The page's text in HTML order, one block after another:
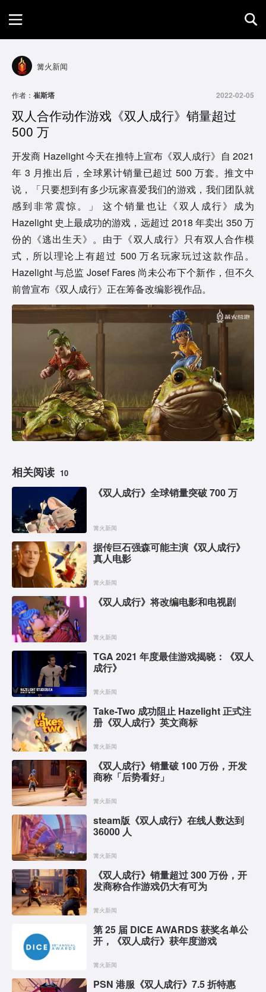
游戏评测
地图攻略
篝火新闻
作者： 崔斯塔 2022-02-05
双人合作动作游戏《双人成行》销量超过
500 万
开发商 Hazelight 今天在推特上宣布《双人成行》自 2021
年 3 月推出后，全球累计销量已超过 500 万套。推文中
说，「只要想到有多少玩家喜爱我们的游戏，我们团队就
感到非常震惊。」 这个销量也让《双人成行》成为
Hazelight 史上最成功的游戏，远超过 2018 年卖出 350 万
份的《逃出生天》。由于《双人成行》只有双人合作模
式，所以理论上有超过 500 万名玩家玩过这款作品。
Hazelight 与总监 Josef Fares 尚未公布下个新作，但不久
前曾宣布《双人成行》正在筹备改编影视作品。
相关阅读 10
《双人成行》全球销量突破 700 万
篝火新闻
据传巨石强森可能主演《双人成行》
真人电影
篝火新闻
《双人成行》将改编电影和电视剧
篝火新闻
TGA 2021 年度最佳游戏揭晓：《双人
成行》
篝火新闻
Take-Two 成功阻止 Hazelight 正式注
册《双人成行》英文商标
篝火新闻
《双人成行》销量破 100 万份，开发
商称「后势看好」
篝火新闻
steam版《双人成行》在线人数达到
36000 人
篝火新闻
《双人成行》销量超过 300 万份，开
发商称合作游戏仍大有可为
篝火新闻
第 25 届 DICE AWARDS 获奖名单公
开，《双人成行》获年度游戏
篝火新闻
PSN 港服《双人成行》7.5 折特惠